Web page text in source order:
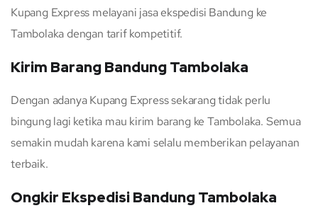
Kupang Express melayani jasa ekspedisi Bandung ke
Tambolaka dengan tarif kompetitif.
Kirim Barang Bandung Tambolaka
Dengan adanya Kupang Express sekarang tidak perlu
bingung lagi ketika mau kirim barang ke Tambolaka. Semua
semakin mudah karena kami selalu memberikan pelayanan
terbaik.
Ongkir Ekspedisi Bandung Tambolaka